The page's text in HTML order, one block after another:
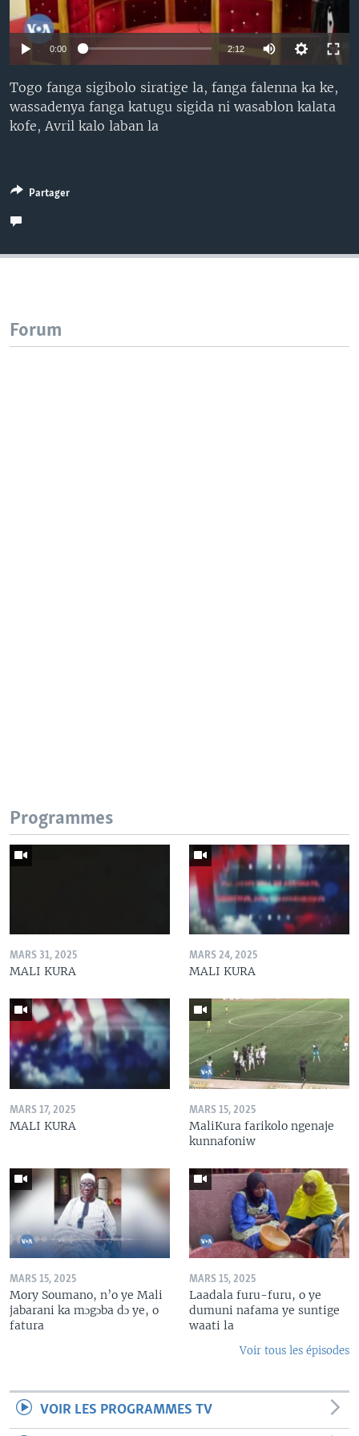
0:00 2:12
Togo fanga sigibolo siratige la, fanga falenna ka ke,
wassadenya fanga katugu sigida ni wasablon kalata
kofe, Avril kalo laban la
Partager
Forum
Programmes
MARS 31, 2025
MALI KURA
MARS 24, 2025
MALI KURA
MARS 17, 2025
MALI KURA
MARS 15, 2025
MaliKura farikolo ngenaje
kunnafoniw
MARS 15, 2025
Mory Soumano, n’o ye Mali
jabarani ka mɔgɔba dɔ ye, o
fatura
MARS 15, 2025
Laadala furu-furu, o ye
dumuni nafama ye suntige
waati la
Voir tous les épisodes
VOIR LES PROGRAMMES TV